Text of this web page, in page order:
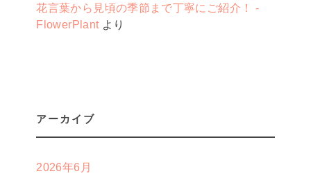
花言葉から見頃の季節まで丁寧にご紹介！ -
FlowerPlantより
アーカイブ
2026年6月